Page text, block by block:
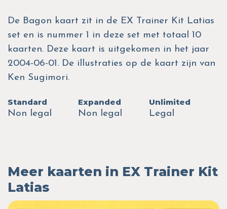
De Bagon kaart zit in de EX Trainer Kit Latias
set en is nummer 1 in deze set met totaal 10
kaarten. Deze kaart is uitgekomen in het jaar
2004-06-01. De illustraties op de kaart zijn van
Ken Sugimori.
Standard
Non legal
Expanded
Non legal
Unlimited
Legal
Meer kaarten in EX Trainer Kit
Latias